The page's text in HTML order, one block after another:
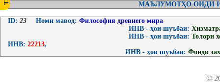
МАЪЛУМОТҲО ОИДИ
ID: 23 Номи мавод: Философия древнего мира
ИНВ - ҳои шуъбаи:
ИНВ - ҳои шуъбаи: Толори
ИНВ: 22213,
ИНВ - ҳои шуъбаи: Фонди
©